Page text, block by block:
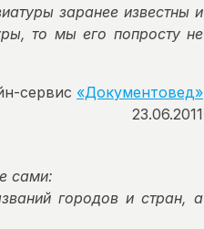
заранее известны и
то мы его попросту не
сервис «Документовед»
23.06.2011
сами:
городов и стран, а